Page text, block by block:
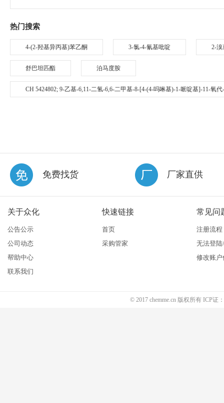
热门搜索
4-(2-羟基异丙基)苯乙酮 3-氯-4-氰基吡啶 2-溴
舒巴坦匹酯 泊马度胺
CH 5424802; 9-乙基-6,11-二氢-6,6-二甲基-8-[4-(4-吗啉基)-1-哌啶基]-11-氧
免费找货 厂家直供
关于众化
公告公示
公司动态
帮助中心
联系我们
快速链接
首页
采购管家
常见问
注册流程
无法登
修改账户
© 2017 chemme.cn 版权所有 ICP证：